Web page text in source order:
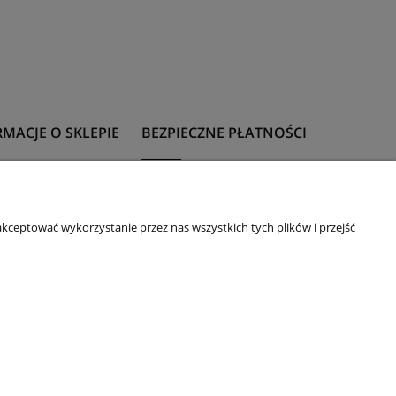
O SKLEPIE BEZPIECZNE PŁATNOŚCI
wykorzystanie przez nas wszystkich tych plików i przejść